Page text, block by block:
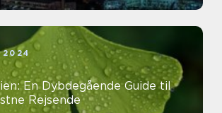
En Dybdegående Guide til
Rejsende